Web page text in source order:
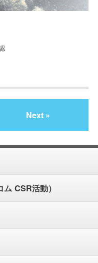
Next »
CSR活動）